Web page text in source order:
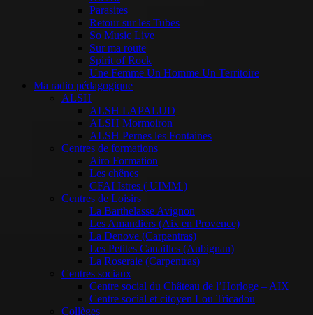
Parasites
Retour sur les Tubes
So Music Live
Sur ma route
Spirit of Rock
Une Femme Un Homme Un Territoire
Ma radio pédagogique
ALSH
ALSH LAPALUD
ALSH Mormoiron
ALSH Pernes les Fontaines
Centres de formations
Airo Formation
Les chênes
CFAI Istres ( UIMM )
Centres de Loisirs
La Barthelasse Avignon
Les Amandiers (Aix en Provence)
La Denove (Carpentras)
Les Petites Canailles (Aubignan)
La Roseraie (Carpentras)
Centres sociaux
Centre social du Château de l’Horloge – AIX
Centre social et citoyen Lou Tricadou
Collèges